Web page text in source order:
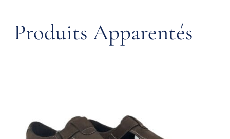
Produits Apparentés